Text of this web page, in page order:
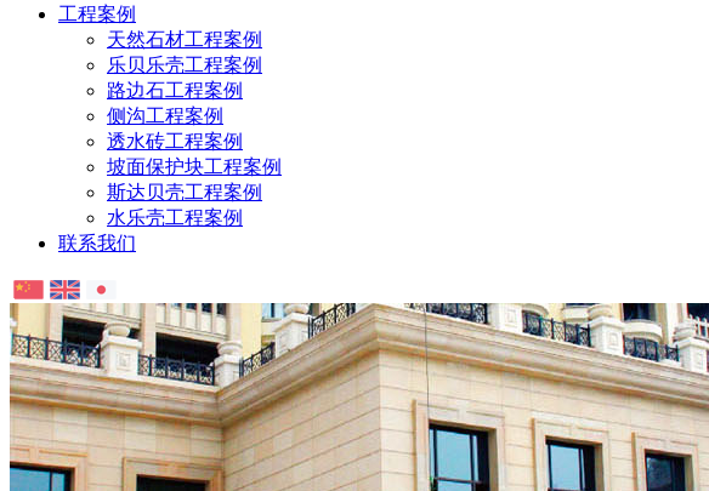
工程案例
天然石材工程案例
乐贝乐壳工程案例
路边石工程案例
侧沟工程案例
透水砖工程案例
坡面保护块工程案例
斯达贝壳工程案例
水乐壳工程案例
联系我们